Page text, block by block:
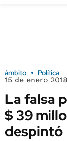
ámbito Política
15 de enero
La falsa
$ 39
despintó